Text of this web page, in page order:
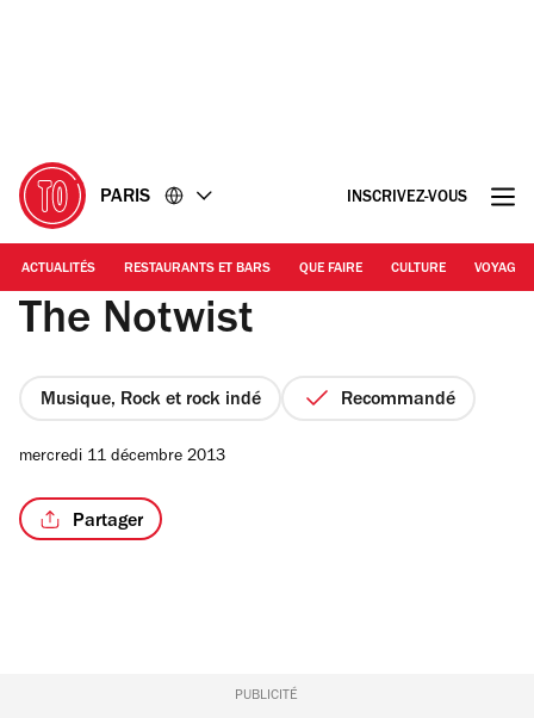
PARIS INSCRIVEZ-VOUS
ACTUALITÉS RESTAURANTS ET BARS QUE FAIRE CULTURE VOYAGE
The Notwist
Musique, Rock et rock indé Recommandé
mercredi 11 décembre 2013
Partager
PUBLICITÉ